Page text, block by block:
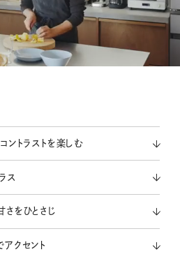
ントラストを楽しむ
ス
さをひとさじ
クセント